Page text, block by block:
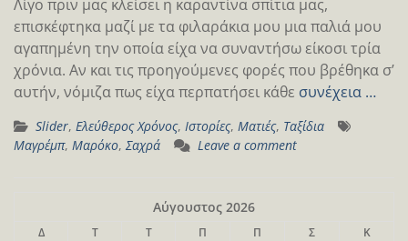
Λίγο πριν μας κλείσει η καραντίνα σπίτια μας,
επισκέφτηκα μαζί με τα φιλαράκια μου μια παλιά μου
αγαπημένη την οποία είχα να συναντήσω είκοσι τρία
χρόνια. Αν και τις προηγούμενες φορές που βρέθηκα σ’
αυτήν, νόμιζα πως είχα περπατήσει κάθε συνέχεια …
Slider, Ελεύθερος Χρόνος, Ιστορίες, Ματιές, Ταξίδια
Μαγρέμπ, Μαρόκο, Σαχρά Leave a comment
Αύγουστος 2026
Δ Τ Τ Π Π Σ
Κ